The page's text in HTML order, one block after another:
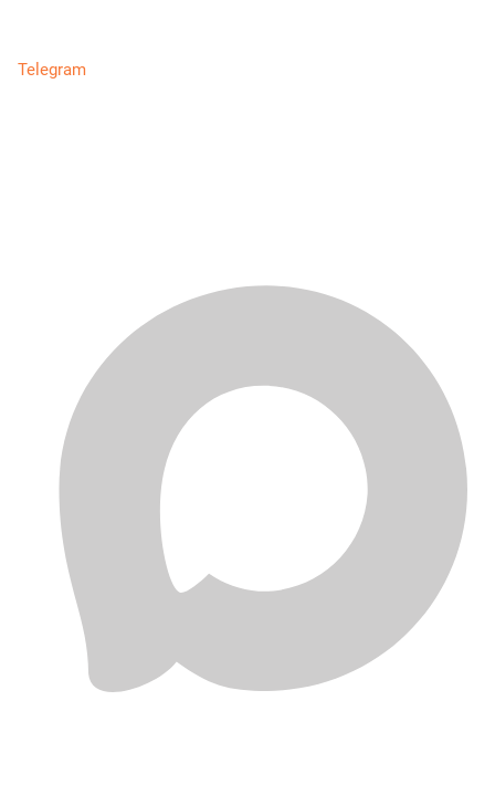
Telegram